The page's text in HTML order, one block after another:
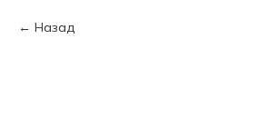
Назад